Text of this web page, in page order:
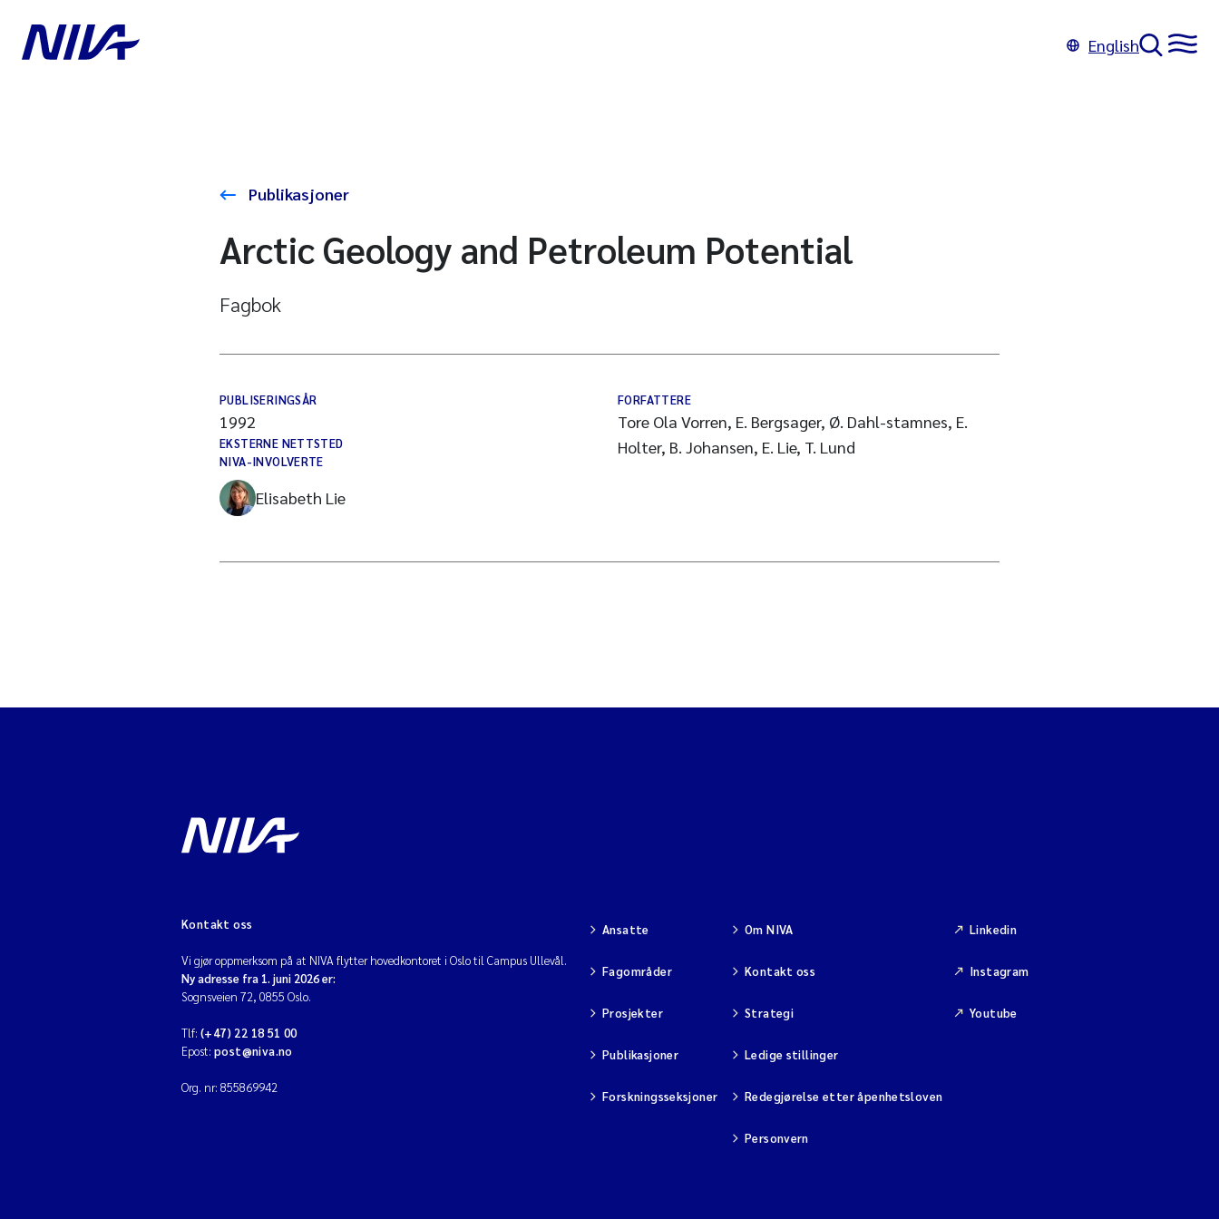
English
Publikasjoner
Arctic Geology and Petroleum Potential
Fagbok
PUBLISERINGSÅR
1992
EKSTERNE NETTSTED
NIVA-INVOLVERTE
Elisabeth Lie
FORFATTERE
Tore Ola Vorren, E. Bergsager, Ø. Dahl-stamnes, E.
Holter, B. Johansen, E. Lie, T. Lund
Kontakt oss
Vi gjør oppmerksom på at NIVA flytter hovedkontoret i Oslo til Campus Ullevål.
Ny adresse fra 1. juni 2026 er:
Sognsveien 72, 0855 Oslo.
Tlf: (+47) 22 18 51 00
Epost: post@niva.no
Org. nr: 855869942
Ansatte
Fagområder
Prosjekter
Publikasjoner
Forskningsseksjoner
Om NIVA
Kontakt oss
Strategi
Ledige stillinger
Redegjørelse etter åpenhetsloven
Personvern
Linkedin
Instagram
Youtube